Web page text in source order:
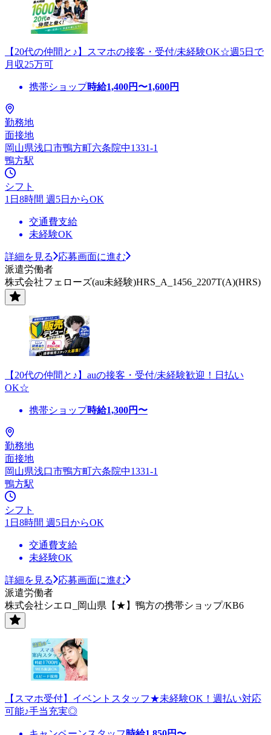
【20代の仲間と♪】スマホの接客・受付/未経験OK☆週5日で
月収25万可
携帯ショップ時給1,400円〜1,600円
勤務地
面接地
岡山県浅口市鴨方町六条院中1331-1
鴨方駅
シフト
1日8時間 週5日からOK
交通費支給
未経験OK
詳細を見る
応募画面に進む
派遣労働者
株式会社フェローズ(au未経験)HRS_A_1456_2207T(A)(HRS)
【20代の仲間と♪】auの接客・受付/未経験歓迎！日払い
OK☆
携帯ショップ時給1,300円〜
勤務地
面接地
岡山県浅口市鴨方町六条院中1331-1
鴨方駅
シフト
1日8時間 週5日からOK
交通費支給
未経験OK
詳細を見る
応募画面に進む
派遣労働者
株式会社シエロ_岡山県【★】鴨方の携帯ショップ/KB6
【スマホ受付】イベントスタッフ★未経験OK！週払い対応
可能♪手当充実◎